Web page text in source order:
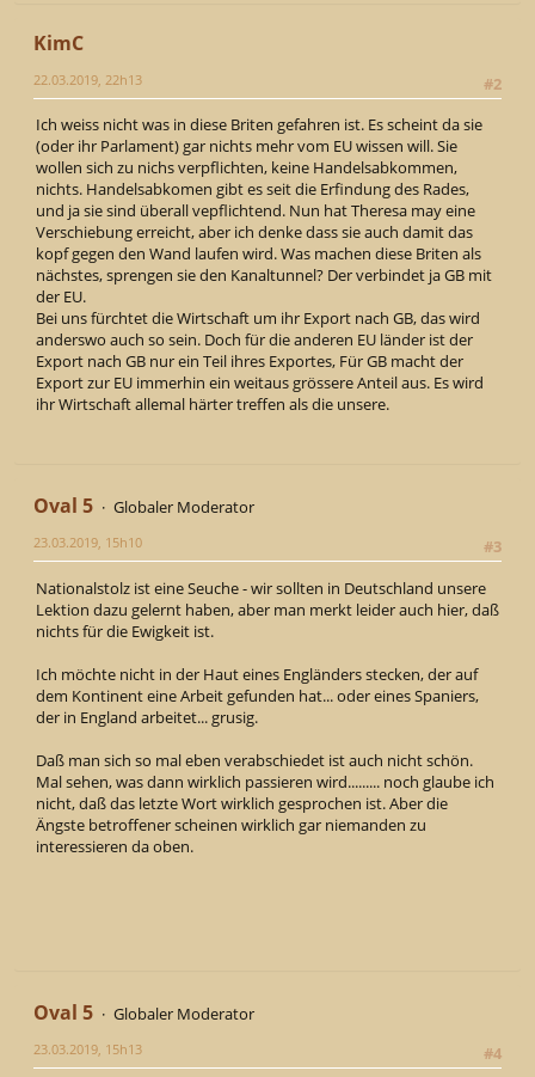
KimC
#2
22.03.2019, 22h13
Ich weiss nicht was in diese Briten gefahren ist. Es scheint da sie
(oder ihr Parlament) gar nichts mehr vom EU wissen will. Sie
wollen sich zu nichs verpflichten, keine Handelsabkommen,
nichts. Handelsabkomen gibt es seit die Erfindung des Rades,
und ja sie sind überall vepflichtend. Nun hat Theresa may eine
Verschiebung erreicht, aber ich denke dass sie auch damit das
kopf gegen den Wand laufen wird. Was machen diese Briten als
nächstes, sprengen sie den Kanaltunnel? Der verbindet ja GB mit
der EU.
Bei uns fürchtet die Wirtschaft um ihr Export nach GB, das wird
anderswo auch so sein. Doch für die anderen EU länder ist der
Export nach GB nur ein Teil ihres Exportes, Für GB macht der
Export zur EU immerhin ein weitaus grössere Anteil aus. Es wird
ihr Wirtschaft allemal härter treffen als die unsere.
Oval 5
Globaler Moderator
#3
23.03.2019, 15h10
Nationalstolz ist eine Seuche - wir sollten in Deutschland unsere
Lektion dazu gelernt haben, aber man merkt leider auch hier, daß
nichts für die Ewigkeit ist.
Ich möchte nicht in der Haut eines Engländers stecken, der auf
dem Kontinent eine Arbeit gefunden hat... oder eines Spaniers,
der in England arbeitet... grusig.
Daß man sich so mal eben verabschiedet ist auch nicht schön.
Mal sehen, was dann wirklich passieren wird......... noch glaube ich
nicht, daß das letzte Wort wirklich gesprochen ist. Aber die
Ängste betroffener scheinen wirklich gar niemanden zu
interessieren da oben.
Oval 5
Globaler Moderator
#4
23.03.2019, 15h13